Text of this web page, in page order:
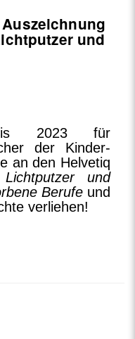
und
2023 für
der Kinder-
an den Helvetiq
Lichtputzer und
Berufeund
verliehen!